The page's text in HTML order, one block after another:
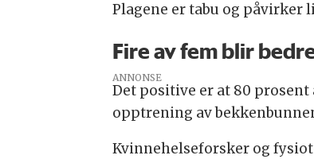
Plagene er tabu og påvirker
Fire av fem blir
ANNONSE
Det positive er at 80
opptrening av
Kvinnehelseforsker og